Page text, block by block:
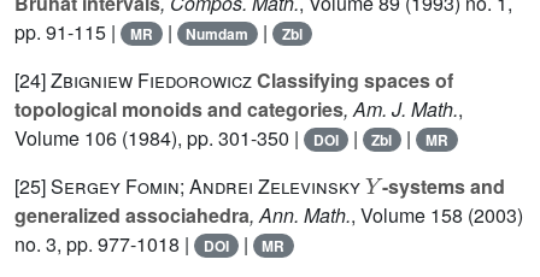
pp. 91-115 |
MR | Numdam | Zbl
[24]Zbigniew FiedorowiczClassifying spaces of
topological monoids and categories, Am. J. Math.,
Volume 106 (1984), pp. 301-350 | DOI | Zbl | MR
[25]Sergey Fomin; Andrei Zelevinsky
-systems and
generalized associahedra, Ann. Math., Volume 158 (2003)
no. 3, pp. 977-1018 |
DOI | MR